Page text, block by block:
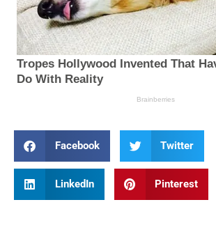
Facebook Twitter
LinkedIn Pinterest